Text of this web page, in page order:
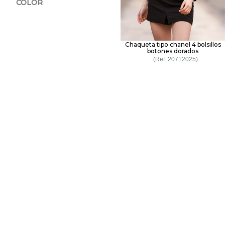
COLOR
Chaqueta tipo chanel 4 bolsillos
botones dorados
20712025